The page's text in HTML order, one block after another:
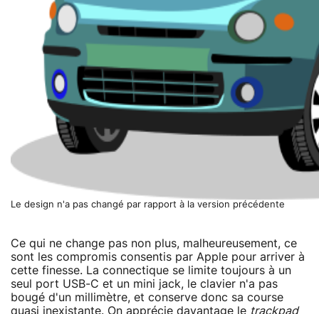
Le design n'a pas changé par rapport à la version précédente
Ce qui ne change pas non plus, malheureusement, ce
sont les compromis consentis par Apple pour arriver à
cette finesse. La connectique se limite toujours à un
seul port USB-C et un mini jack, le clavier n'a pas
bougé d'un millimètre, et conserve donc sa course
quasi inexistante. On apprécie davantage le trackpad